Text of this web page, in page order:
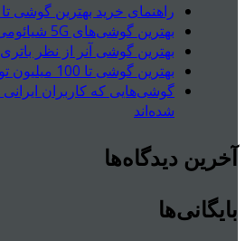
راهنمای خرید بهترین گوشی تا 100 میلیون تومان
بهترین گوشی‌های 5G شیائومی در بازار ایران
بهترین گوشی آنر از نظر باتری
بهترین گوشی تا 100 میلیون تومان
گوشی‌هایی که کاربران
شده‌اند
آخرین دیدگاه‌ها
بایگانی‌ها